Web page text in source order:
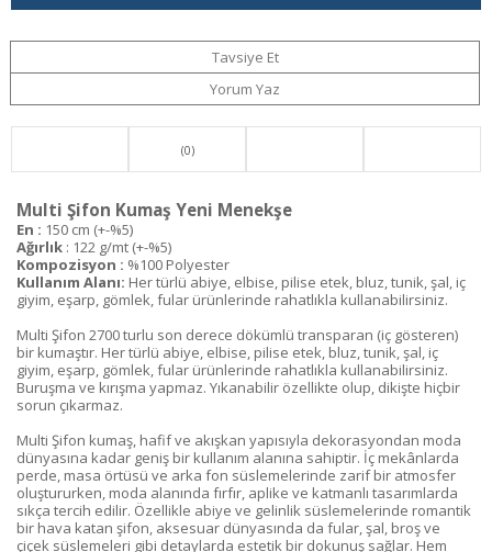
Tavsiye Et
Yorum Yaz
(0)
Multi Şifon Kumaş Yeni Menekşe
En : 150 cm (+-%5)
Ağırlık : 122 g/mt (+-%5)
Kompozisyon : %100 Polyester
Kullanım Alanı: Her türlü abiye, elbise, pilise etek, bluz, tunik, şal, iç
giyim, eşarp, gömlek, fular ürünlerinde rahatlıkla kullanabilirsiniz.
Multi Şifon 2700 turlu son derece dökümlü transparan (iç gösteren)
bir kumaştır. Her türlü abiye, elbise, pilise etek, bluz, tunik, şal, iç
giyim, eşarp, gömlek, fular ürünlerinde rahatlıkla kullanabilirsiniz.
Buruşma ve kırışma yapmaz. Yıkanabilir özellikte olup, dikişte hiçbir
sorun çıkarmaz.
Multi Şifon kumaş, hafif ve akışkan yapısıyla dekorasyondan moda
dünyasına kadar geniş bir kullanım alanına sahiptir. İç mekânlarda
perde, masa örtüsü ve arka fon süslemelerinde zarif bir atmosfer
oluştururken, moda alanında fırfır, aplike ve katmanlı tasarımlarda
sıkça tercih edilir. Özellikle abiye ve gelinlik süslemelerinde romantik
bir hava katan şifon, aksesuar dünyasında da fular, şal, broş ve
çiçek süslemeleri gibi detaylarda estetik bir dokunuş sağlar. Hem